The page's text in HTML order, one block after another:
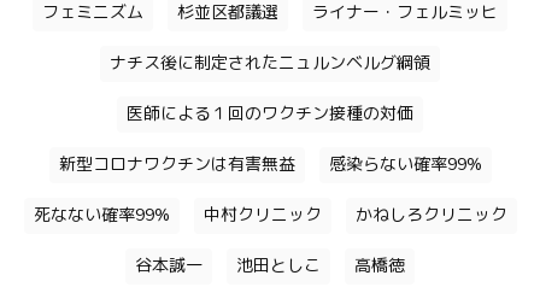
フェミニズム 杉並区都議選 ライナー・フェルミッヒ
ナチス後に制定されたニュルンベルグ綱領
医師による１回のワクチン接種の対価
新型コロナワクチンは有害無益 感染らない確率99%
死なない確率99% 中村クリニック かねしろクリニック
谷本誠一 池田としこ 高橋徳